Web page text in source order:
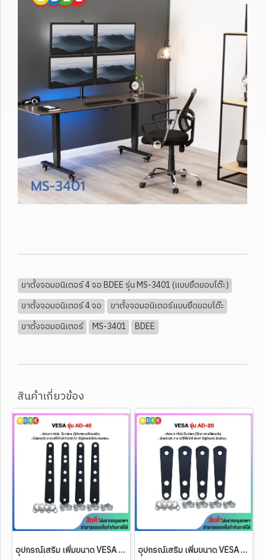
ขาตั้งจอมอนิเตอร์ 4 จอ BDEE รุ่น MS-3401 (แบบยึดขอบโต๊ะ)
ขาตั้งจอมอนิเตอร์ 4 จอ
ขาตั้งจอมอนิเตอร์แบบยึดขอบโต๊ะ
ขาตั้งจอมอนิเตอร์
MS-3401 BDEE
สินค้าเกี่ยวข้อง
อุปกรณ์เสริม เพิ่มขนาด VESA รุ่น AD-40 (ใช้กับแป้นยึดจอมอนิเตอร์ หรือขาแขวนทีวีได้) อุปกรณ์เสริม เพิ่มขนาด VESA รุ่น AD-20 (ใช้กับแป้นยึดจอมอนิเตอร์ หรือขาแขวนทีวีได้)